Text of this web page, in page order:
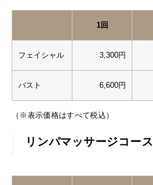
1回
フェイシャル 3,300円
バスト 6,600円
（※表示価格はすべて税込）
リンパマッサージコース